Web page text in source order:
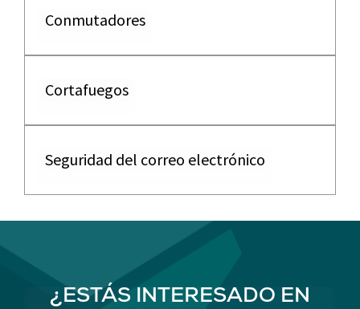
Conmutadores
Cortafuegos
Seguridad del correo electrónico
¿ESTÁS INTERESADO EN